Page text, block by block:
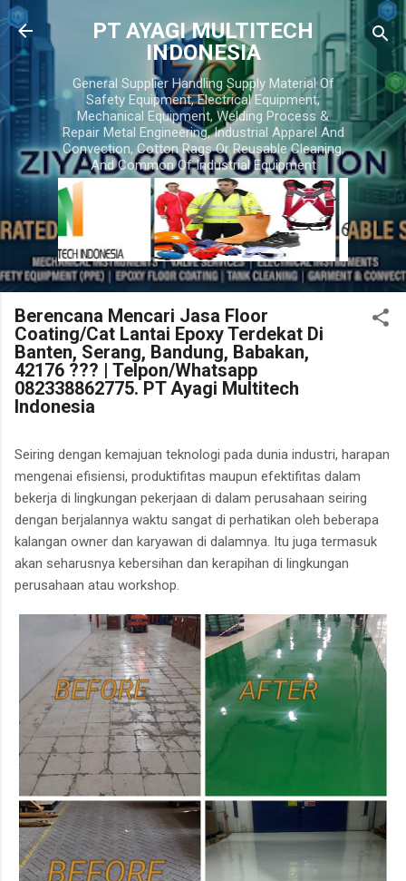
Skip to main content
PT AYAGI MULTITECH
INDONESIA
General Supplier Handling Supply Material Of
Safety Equipment, Electrical Equipment,
Mechanical Equipment, Welding Process &
Repair Metal Engineering, Industrial Apparel And
Convection, Cotton Rags Or Reusable Cleaning,
And Common Of Industrial Equipment
Berencana Mencari Jasa Floor
Coating/Cat Lantai Epoxy Terdekat Di
Banten, Serang, Bandung, Babakan,
42176 ??? | Telpon/Whatsapp
082338862775. PT Ayagi Multitech
Indonesia
Seiring dengan kemajuan teknologi pada dunia industri, harapan
mengenai efisiensi, produktifitas maupun efektifitas dalam
bekerja di lingkungan pekerjaan di dalam perusahaan seiring
dengan berjalannya waktu sangat di perhatikan oleh beberapa
kalangan owner dan karyawan di dalamnya. Itu juga termasuk
akan seharusnya kebersihan dan kerapihan di lingkungan
perusahaan atau workshop.